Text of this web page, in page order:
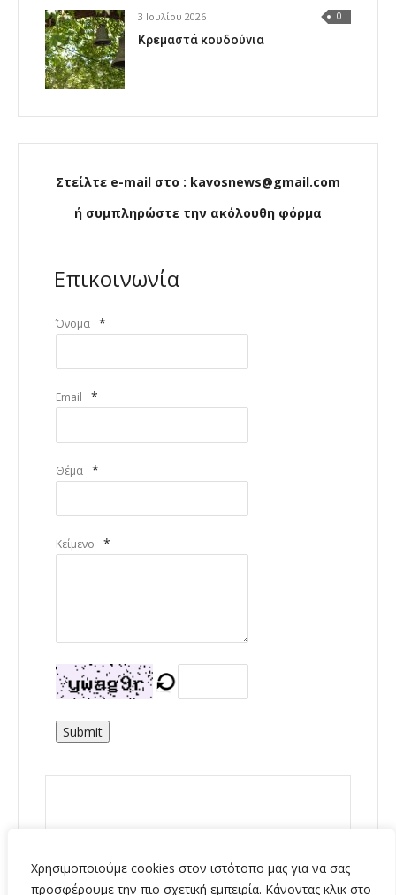
Χρησιμοποιούμε cookies στον ιστότοπο μας για να σας
προσφέρουμε την πιο σχετική εμπειρία. Κάνοντας κλικ στο
3 Ιουλίου 2026 0
Κρεμαστά κουδούνια
Στείλτε e-mail στο : kavosnews@gmail.com
ή συμπληρώστε την ακόλουθη φόρμα
Επικοινωνία
Όνομα *
Email *
Θέμα *
Κείμενο *
Submit